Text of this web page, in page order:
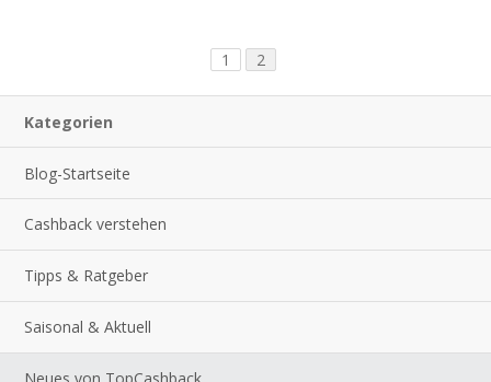
1 2
Kategorien
Blog-Startseite
Cashback verstehen
Tipps & Ratgeber
Saisonal & Aktuell